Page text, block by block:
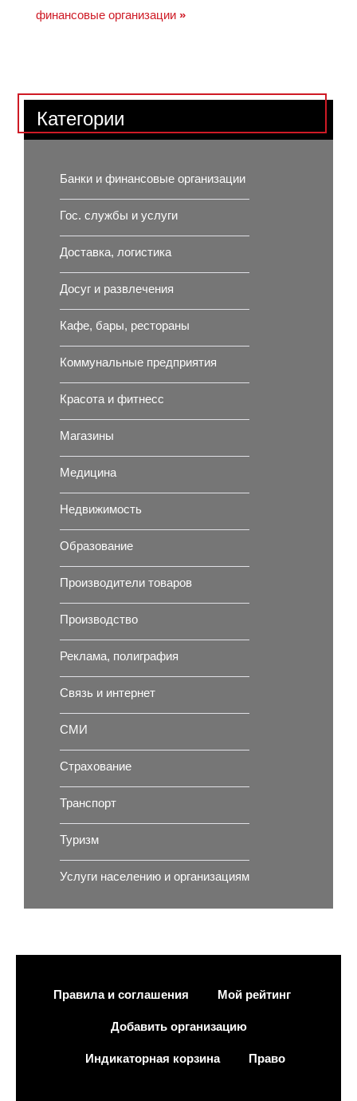
финансовые организации »
Категории
Банки и финансовые организации
Гос. службы и услуги
Доставка, логистика
Досуг и развлечения
Кафе, бары, рестораны
Коммунальные предприятия
Красота и фитнесс
Магазины
Медицина
Недвижимость
Образование
Производители товаров
Производство
Реклама, полиграфия
Связь и интернет
СМИ
Страхование
Транспорт
Туризм
Услуги населению и организациям
Правила и соглашения Мой рейтинг
Добавить организацию
Индикаторная корзина Право